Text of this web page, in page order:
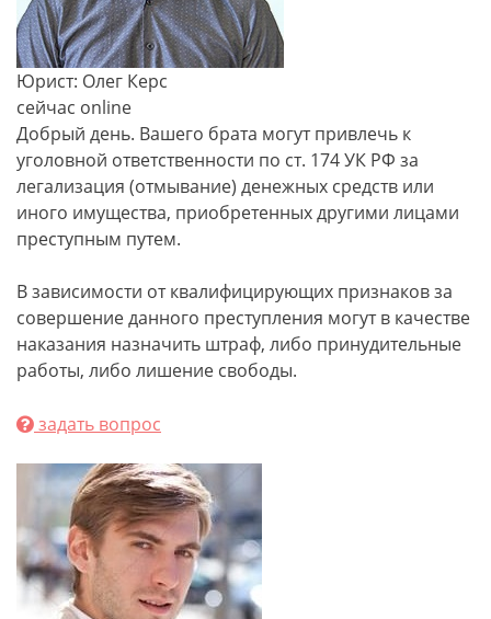
Юрист: Олег Керс
сейчас online
Добрый день. Вашего брата могут привлечь к
уголовной ответственности по ст. 174 УК РФ за
легализация (отмывание) денежных средств или
иного имущества, приобретенных другими лицами
преступным путем.
В зависимости от квалифицирующих признаков за
совершение данного преступления могут в качестве
наказания назначить штраф, либо принудительные
работы, либо лишение свободы.
задать вопрос